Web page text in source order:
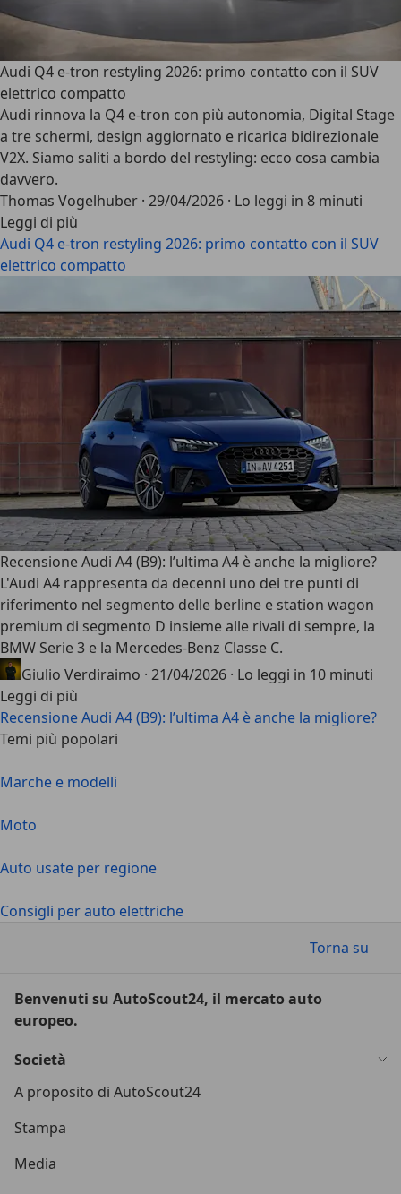
Audi Q4 e-tron restyling 2026: primo contatto con il SUV
elettrico compatto
Audi rinnova la Q4 e-tron con più autonomia, Digital Stage
a tre schermi, design aggiornato e ricarica bidirezionale
V2X. Siamo saliti a bordo del restyling: ecco cosa cambia
davvero.
Thomas Vogelhuber · 29/04/2026 · Lo leggi in 8 minuti
Leggi di più
Audi Q4 e-tron restyling 2026: primo contatto con il SUV
elettrico compatto
Recensione Audi A4 (B9): l’ultima A4 è anche la migliore?
L'Audi A4 rappresenta da decenni uno dei tre punti di
riferimento nel segmento delle berline e station wagon
premium di segmento D insieme alle rivali di sempre, la
BMW Serie 3 e la Mercedes-Benz Classe C.
Giulio Verdiraimo · 21/04/2026 · Lo leggi in 10 minuti
Leggi di più
Recensione Audi A4 (B9): l’ultima A4 è anche la migliore?
Temi più popolari
Marche e modelli
Moto
Auto usate per regione
Consigli per auto elettriche
Torna su
Benvenuti su AutoScout24, il mercato auto
europeo.
Società
A proposito di AutoScout24
Stampa
Media